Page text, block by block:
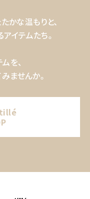
かな温もりと、
イテムたち。
を、
ませんか。